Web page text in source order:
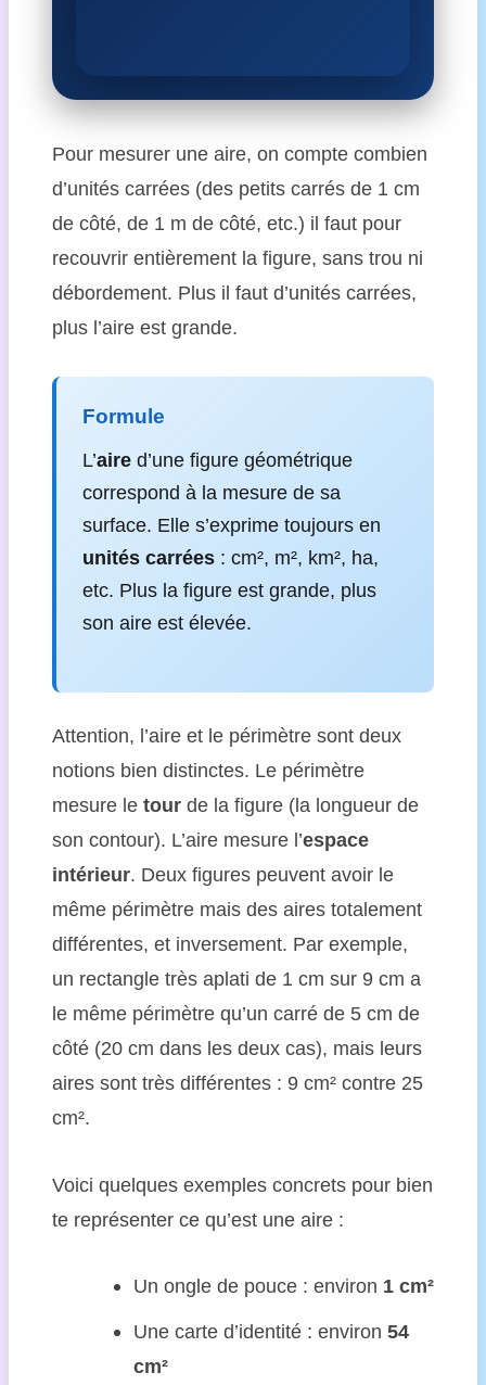
Pour mesurer une aire, on compte combien
d’unités carrées (des petits carrés de 1 cm
de côté, de 1 m de côté, etc.) il faut pour
recouvrir entièrement la figure, sans trou ni
débordement. Plus il faut d’unités carrées,
plus l’aire est grande.
Formule
L’aired’une figure géométrique
correspond à la mesure de sa
surface. Elle s’exprime toujours en
unités carrées: cm², m², km², ha,
etc. Plus la figure est grande, plus
son aire est élevée.
Attention, l’aire et le périmètre sont deux
notions bien distinctes. Le périmètre
mesure le tourde la figure (la longueur de
son contour). L’aire mesure l’espace
intérieur. Deux figures peuvent avoir le
même périmètre mais des aires totalement
différentes, et inversement. Par exemple,
un rectangle très aplati de 1 cm sur 9 cm a
le même périmètre qu’un carré de 5 cm de
côté (20 cm dans les deux cas), mais leurs
aires sont très différentes : 9 cm² contre 25
cm².
Voici quelques exemples concrets pour bien
te représenter ce qu’est une aire :
Un ongle de pouce : environ 1 cm²
Une carte d’identité : environ 54
cm²